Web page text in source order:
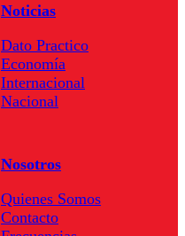
Noticias
Dato Practico
Economía
Internacional
Nacional
Nosotros
Quienes Somos
Contacto